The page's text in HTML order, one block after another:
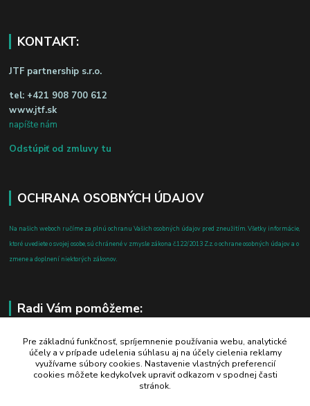
KONTAKT:
JTF partnership s.r.o.
tel: +421 908 700 612
www.jtf.sk
napíšte nám
Odstúpiť od zmluvy tu
OCHRANA OSOBNÝCH ÚDAJOV
Na našich weboch ručíme za plnú ochranu Vašich osobných údajov pred zneužitím. Všetky informácie,
ktoré uvediete o svojej osobe, sú chránené v zmysle zákona č.122/2013 Z.z. o ochrane osobných údajov a o
zmene a doplnení niektorých zákonov.
Radi Vám pomôžeme:
+421 908 700 612
po-pia: 8.00 - 16.00
business@jtf.sk
Pre základnú funkčnosť, spríjemnenie používania webu, analytické
účely a v prípade udelenia súhlasu aj na účely cielenia reklamy
využívame súbory cookies. Nastavenie vlastných preferencií
cookies môžete kedykoľvek upraviť odkazom v spodnej časti
stránok.